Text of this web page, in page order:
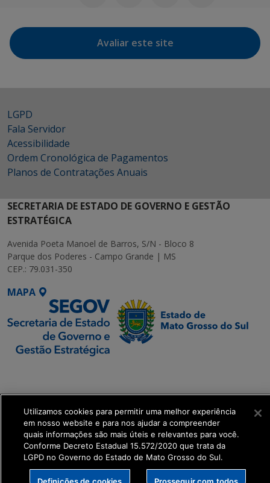
Avaliar este site
LGPD
Fala Servidor
Acessibilidade
Ordem Cronológica de Pagamentos
Planos de Contratações Anuais
SECRETARIA DE ESTADO DE GOVERNO E GESTÃO
ESTRATÉGICA
Avenida Poeta Manoel de Barros, S/N - Bloco 8
Parque dos Poderes - Campo Grande | MS
CEP.: 79.031-350
MAPA
get_footer();
Utilizamos cookies para permitir uma melhor experiência
em nosso website e para nos ajudar a compreender
quais informações são mais úteis e relevantes para você.
Conforme Decreto Estadual 15.572/2020 que trata da
LGPD no Governo do Estado de Mato Grosso do Sul.
Definições de cookies Prosseguir com todos